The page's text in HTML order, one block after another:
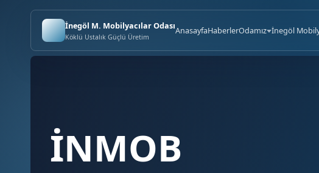
İnegöl M. Mobilyacılar Odası
Köklü Ustalık Güçlü Üretim
AnasayfaHaberlerOdamız İnegöl
İNMOB